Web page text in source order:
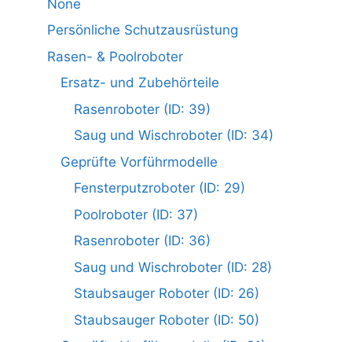
None
Persönliche Schutzausrüstung
Rasen- & Poolroboter
Ersatz- und Zubehörteile
Rasenroboter (ID: 39)
Saug und Wischroboter (ID: 34)
Geprüfte Vorführmodelle
Fensterputzroboter (ID: 29)
Poolroboter (ID: 37)
Rasenroboter (ID: 36)
Saug und Wischroboter (ID: 28)
Staubsauger Roboter (ID: 26)
Staubsauger Roboter (ID: 50)